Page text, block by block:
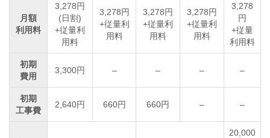
月額
利用料
3,278円
(日割)
+従量利
用料
3,278円
+従量利
用料
3,278円
+従量利
用料
3,278円
+従量利
用料
3,278
円
+従量
利用料
初期
費用
3,300円 – – – –
初期
工事費
2,640円 660円 660円 – –
20,000